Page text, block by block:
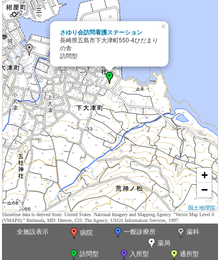
さゆり会訪問看護ステーション
長崎県五島市下大津町550-4ひだまり
の舎
訪問型
×
+
−
国土地理院
Shoreline data is derived from: United States. National Imagery and Mapping Agency. "Vector Map Level 0
(VMAP0)." Bethesda, MD: Denver, CO: The Agency; USGS Information Services, 1997.
全施設表示 病院 一般診療所
歯科
薬局
訪問型
入所型
通所型